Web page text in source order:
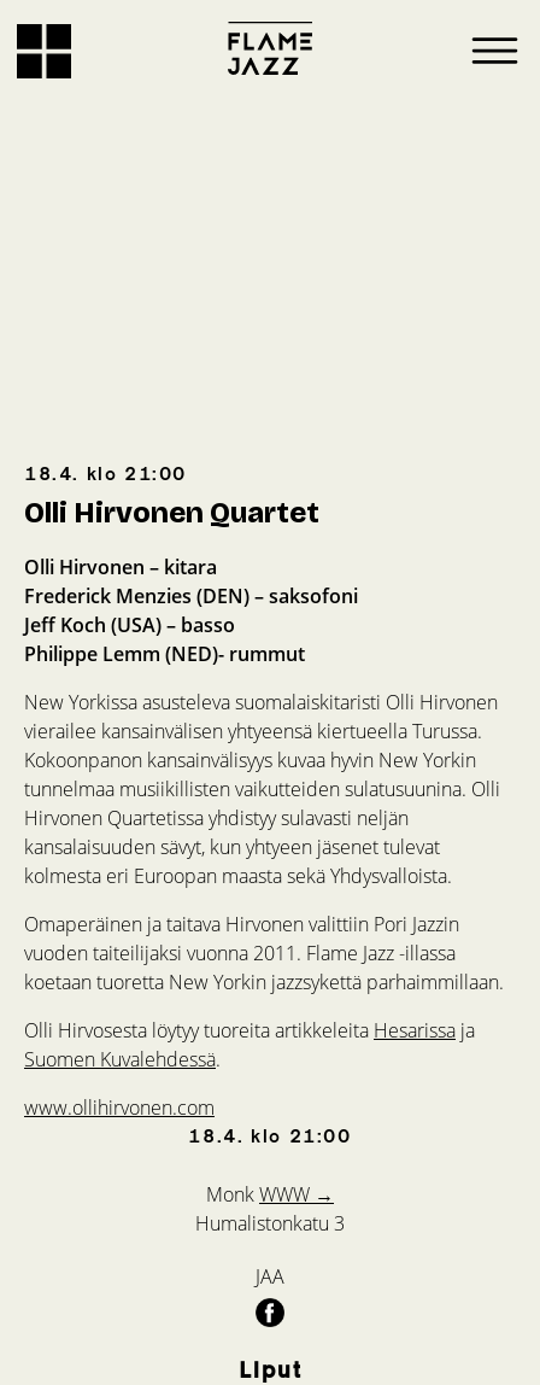
18.4. klo 21:00
MonkWWW →
Humalistonkatu 3
JAA
Liput
18.4. klo 21:00
Olli Hirvonen Quartet
Olli Hirvonen – kitara
Frederick Menzies (DEN) – saksofoni
Jeff Koch (USA) – basso
Philippe Lemm (NED)- rummut
New Yorkissa asusteleva suomalaiskitaristi Olli Hirvonen
vierailee kansainvälisen yhtyeensä kiertueella Turussa.
Kokoonpanon kansainvälisyys kuvaa hyvin New Yorkin
tunnelmaa musiikillisten vaikutteiden sulatusuunina. Olli
Hirvonen Quartetissa yhdistyy sulavasti neljän
kansalaisuuden sävyt, kun yhtyeen jäsenet tulevat
kolmesta eri Euroopan maasta sekä Yhdysvalloista.
Omaperäinen ja taitava Hirvonen valittiin Pori Jazzin
vuoden taiteilijaksi vuonna 2011. Flame Jazz -illassa
koetaan tuoretta New Yorkin jazzsykettä parhaimmillaan.
Olli Hirvosesta löytyy tuoreita artikkeleita Hesarissa ja
Suomen Kuvalehdessä.
www.ollihirvonen.com